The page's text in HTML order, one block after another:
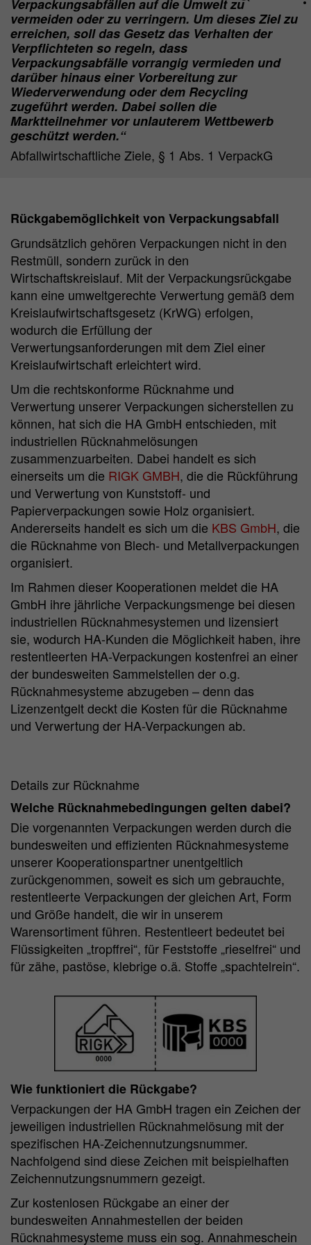
Verpackungsabfällen auf die Umwelt zu
vermeiden oder zu verringern. Um dieses Ziel zu
erreichen, soll das Gesetz das Verhalten der
Verpflichteten so regeln, dass
Verpackungsabfälle vorrangig vermieden und
darüber hinaus einer Vorbereitung zur
Wiederverwendung oder dem Recycling
zugeführt werden. Dabei sollen die
Marktteilnehmer vor unlauterem Wettbewerb
geschützt werden.“
Abfallwirtschaftliche Ziele, § 1 Abs. 1 VerpackG
Rückgabemöglichkeit von Verpackungsabfall
Grundsätzlich gehören Verpackungen nicht in den
Restmüll, sondern zurück in den
Wirtschaftskreislauf. Mit der Verpackungsrückgabe
kann eine umweltgerechte Verwertung gemäß dem
Kreislaufwirtschaftsgesetz (KrWG) erfolgen,
wodurch die Erfüllung der
Verwertungsanforderungen mit dem Ziel einer
Kreislaufwirtschaft erleichtert wird.
Um die rechtskonforme Rücknahme und
Verwertung unserer Verpackungen sicherstellen zu
können, hat sich die HA GmbH entschieden, mit
industriellen Rücknahmelösungen
zusammenzuarbeiten. Dabei handelt es sich
einerseits um die RIGK GMBH, die die Rückführung
und Verwertung von Kunststoff- und
Papierverpackungen sowie Holz organisiert.
Andererseits handelt es sich um die KBS GmbH, die
die Rücknahme von Blech- und Metallverpackungen
organisiert.
Im Rahmen dieser Kooperationen meldet die HA
GmbH ihre jährliche Verpackungsmenge bei diesen
industriellen Rücknahmesystemen und lizensiert
sie, wodurch HA-Kunden die Möglichkeit haben, ihre
restentleerten HA-Verpackungen kostenfrei an einer
der bundesweiten Sammelstellen der o.g.
Rücknahmesysteme abzugeben – denn das
Lizenzentgelt deckt die Kosten für die Rücknahme
und Verwertung der HA-Verpackungen ab.
Details zur Rücknahme
Welche Rücknahmebedingungen gelten dabei?
Die vorgenannten Verpackungen werden durch die
bundesweiten und effizienten Rücknahmesysteme
unserer Kooperationspartner unentgeltlich
zurückgenommen, soweit es sich um gebrauchte,
restentleerte Verpackungen der gleichen Art, Form
und Größe handelt, die wir in unserem
Warensortiment führen. Restentleert bedeutet bei
Flüssigkeiten „tropffrei“, für Feststoffe „rieselfrei“ und
für zähe, pastöse, klebrige o.ä. Stoffe „spachtelrein“.
Wie funktioniert die Rückgabe?
Verpackungen der HA GmbH tragen ein Zeichen der
jeweiligen industriellen Rücknahmelösung mit der
spezifischen HA-Zeichennutzungsnummer.
Nachfolgend sind diese Zeichen mit beispielhaften
Zeichennutzungsnummern gezeigt.
Zur kostenlosen Rückgabe an einer der
bundesweiten Annahmestellen der beiden
Rücknahmesysteme muss ein sog. Annahmeschein
Name _pk_id.*
Cookie
provider
Matomo Server Hüttenes-Albertus
Chemische Werke GmbH (HA Group)
Cookie
lifetime
28 days
Purpose Matomo web analysis ID cookie.
provider
Chemische Werke GmbH (HA Group)
Cookie
lifetime
30 min
Purpose Matomo web analysis session cookie.